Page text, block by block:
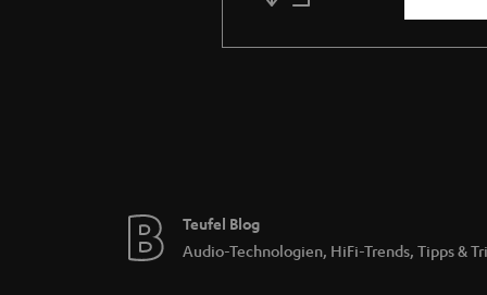
Teufel Blog
Audio-Technologien, HiFi-Trends, Tipps &